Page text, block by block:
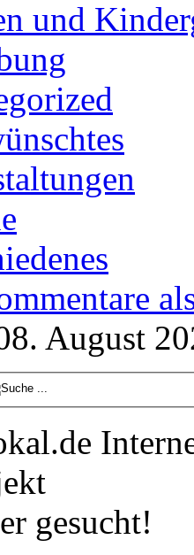
und
August
gesucht!